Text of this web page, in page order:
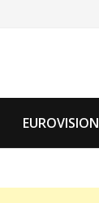
EUROVISION